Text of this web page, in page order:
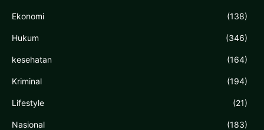
Ekonomi (138)
Hukum (346)
kesehatan (164)
Kriminal (194)
Lifestyle (21)
Nasional (183)